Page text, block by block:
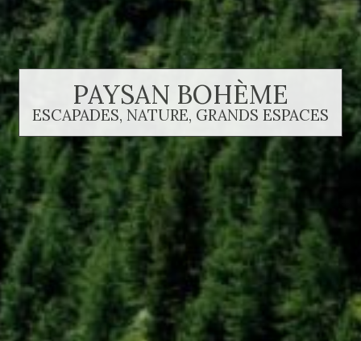
PAYSAN BOHÈME
ESCAPADES, NATURE, GRANDS ESPACES